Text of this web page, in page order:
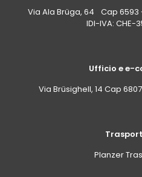
Via Ala Brüga, 64 Cap
IDI-IVA: CHE-
Ufficio e e-
Via Brüsighell, 14 Cap
Planzer